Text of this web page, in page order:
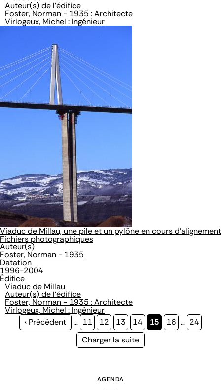
Auteur(s) de l'édifice
Foster, Norman - 1935 : Architecte
Virlogeux, Michel : Ingénieur
Viaduc de Millau, une pile et un pylône en cours d'alignement
Fichiers photographiques
Auteur(s)
Foster, Norman - 1935
Datation
1996-2004
Édifice
Viaduc de Millau
Auteur(s) de l'édifice
Foster, Norman - 1935 : Architecte
Virlogeux, Michel : Ingénieur
Page
‹ Précédent … Page
11 Page
12 Page
13 Page
14
Page
15 Page
16 … Page
24
Page
Charger la suite
AGENDA